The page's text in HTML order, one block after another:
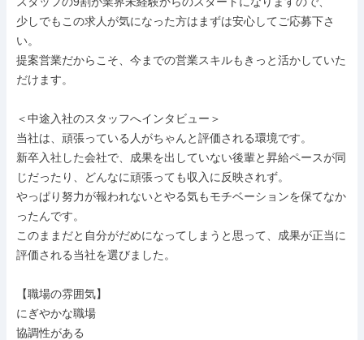
少しでもこの求人が気になった方はまずは安心してご応募下さ
い。
提案営業だからこそ、今までの営業スキルもきっと活かしていた
だけます。
＜中途入社のスタッフへインタビュー＞
当社は、頑張っている人がちゃんと評価される環境です。
新卒入社した会社で、成果を出していない後輩と昇給ペースが同
じだったり、どんなに頑張っても収入に反映されず。
やっぱり努力が報われないとやる気もモチベーションを保てなか
ったんです。
このままだと自分がだめになってしまうと思って、成果が正当に
評価される当社を選びました。
【職場の雰囲気】
にぎやかな職場
協調性がある